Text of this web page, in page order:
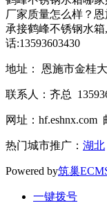
厂家质量怎么样？
承接鹤峰不锈钢水
话:13593603430
地址： 恩施市金桂
联系人：齐总
网址：hf.eshnx.com
热门城市推广： 湖北
Powered by筑巢
一键拨号